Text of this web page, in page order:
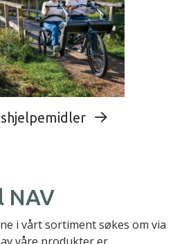
NAV
i vårt sortiment søkes om via